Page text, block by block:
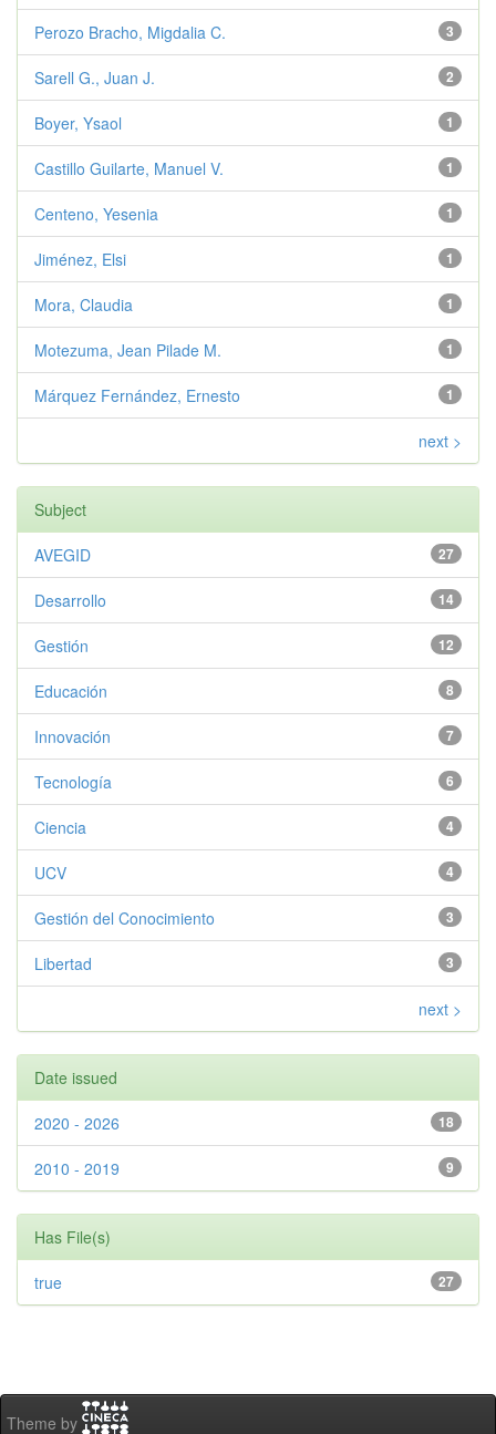
3
Perozo Bracho, Migdalia C.
2
Sarell G., Juan J.
1
Boyer, Ysaol
1
Castillo Guilarte, Manuel V.
1
Centeno, Yesenia
1
Jiménez, Elsi
1
Mora, Claudia
1
Motezuma, Jean Pilade M.
1
Márquez Fernández, Ernesto
next >
Subject
27
AVEGID
14
Desarrollo
12
Gestión
8
Educación
7
Innovación
6
Tecnología
4
Ciencia
4
UCV
3
Gestión del Conocimiento
3
Libertad
next >
Date issued
18
2020 - 2026
9
2010 - 2019
Has File(s)
27
true
Theme by